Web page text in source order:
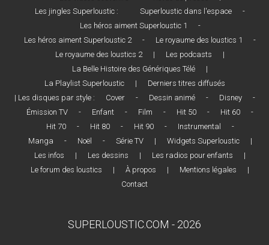
Les jingles Superloustic :
Superloustic dans l'espace
-
Les héros aiment Superloustic 1
-
Les héros aiment Superloustic 2
- Le royaume des loustics 1
-
Le royaume des loustics 2
| Les podcasts
|
La Belle Histoire des Génériques Télé
|
La Playlist Superloustic
|
Derniers titres diffusés
| Les disques par style :
Cover - Dessin animé - Disney
-
Émission TV
- Enfant - Film - Hit 50 - Hit 60
-
Hit 70
- Hit 80 - Hit 90 - Instrumental
-
Manga
- Noël - Série TV | Widgets Superloustic
|
Les infos
| Les dessins | Les radios pour enfants
|
Le forum des loustics
| À propos | Mentions légales
|
Contact
SUPERLOUSTIC.COM - 2026